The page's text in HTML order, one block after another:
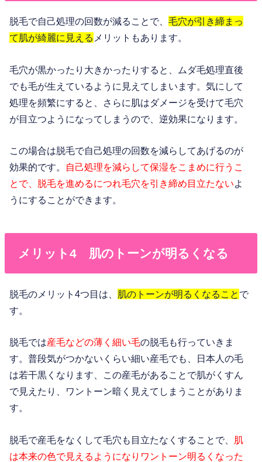
脱毛で自己処理の回数が減ることで、毛穴が引き締まっ
て肌が綺麗に見える メリットもあります。
毛穴が黒かったり大きかったりすると、ムダ毛処理直後
でも毛が生えているように見えてしまいます。気にして
処理を頻繁にすると、さらに肌はダメージを受けて毛穴
が目立つようになってしまうので、逆効果になります。
この場合は脱毛で自己処理の回数を減らしてあげるのが
効果的です。 自己処理を減らして保湿をこまめに行うこ
とで、脱毛を進めるにつれ毛穴を引き締め目立たないよ
うにすることができます。
メリット4 肌のトーンが明るくなる
脱毛のメリット4つ目は、 肌のトーンが明るくなること で
す。
脱毛では産毛などの薄く細い毛の脱毛も行っていきま
す。普段気がつかないくらい細い産毛でも、日本人の毛
は若干黒くなります、この産毛があることで肌がくすん
で見えたり、ワントーン暗く見えてしまうことがありま
す。
脱毛で産毛をなくして毛穴も目立たなくすることで、 肌
は本来の色で見えるようになりワントーン明るくなった